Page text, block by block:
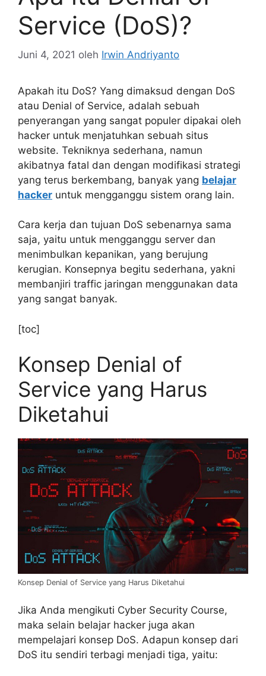
Service (DoS)?
Juni 4, 2021 oleh Irwin Andriyanto
Apakah itu DoS? Yang dimaksud dengan DoS
atau Denial of Service, adalah sebuah
penyerangan yang sangat populer dipakai oleh
hacker untuk menjatuhkan sebuah situs
website. Tekniknya sederhana, namun
akibatnya fatal dan dengan modifikasi strategi
yang terus berkembang, banyak yang belajar
hacker untuk mengganggu sistem orang lain.
Cara kerja dan tujuan DoS sebenarnya sama
saja, yaitu untuk mengganggu server dan
menimbulkan kepanikan, yang berujung
kerugian. Konsepnya begitu sederhana, yakni
membanjiri traffic jaringan menggunakan data
yang sangat banyak.
[toc]
Konsep Denial of
Service yang Harus
Diketahui
Konsep Denial of Service yang Harus Diketahui
Jika Anda mengikuti Cyber Security Course,
maka selain belajar hacker juga akan
mempelajari konsep DoS. Adapun konsep dari
DoS itu sendiri terbagi menjadi tiga, yaitu: